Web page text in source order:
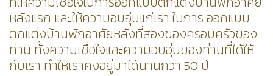
หลังแรก และให้ความอบอุ่นแก่เรา ในการ ออกแบบ
ตกแต่งบ้านพักอาศัยหลังที่สองของครอบครัวของ
ท่าน ทั้งความเชื่อใจและความอบอุ่นของท่านที่ได้ให้
กับเรา ทำให้เราคงอยู่มาได้นานกว่า 50 ปี